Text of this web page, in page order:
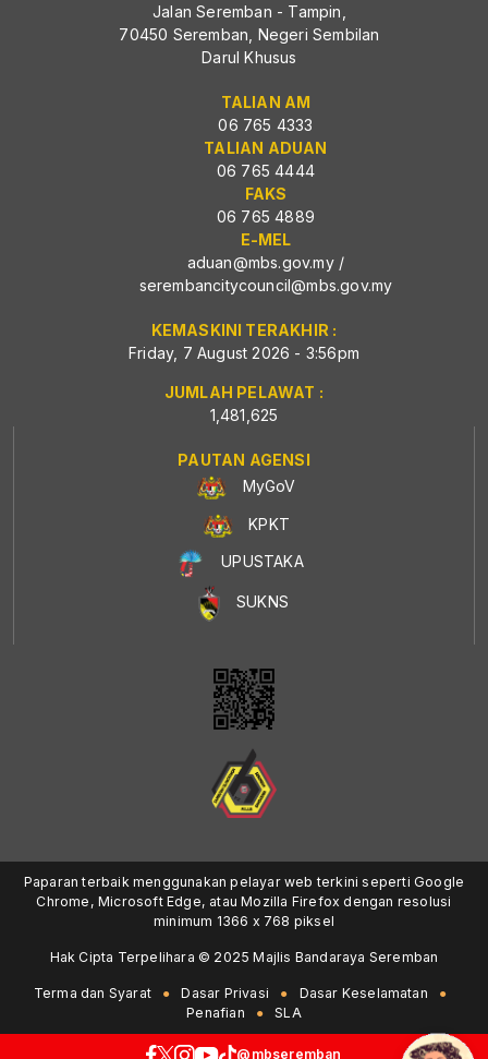
Jalan Seremban - Tampin,
70450 Seremban, Negeri Sembilan
Darul Khusus
TALIAN AM
06 765 4333
TALIAN ADUAN
06 765 4444
FAKS
06 765 4889
E-MEL
aduan@mbs.gov.my/
serembancitycouncil@mbs.gov.my
KEMASKINI TERAKHIR :
Friday, 7 August 2026 - 3:56pm
JUMLAH PELAWAT :
1,481,625
PAUTAN AGENSI
MyGoV
KPKT
UPUSTAKA
SUKNS
Paparan terbaik menggunakan pelayar web terkini seperti Google
Chrome, Microsoft Edge, atau Mozilla Firefox dengan resolusi
minimum 1366 x 768 piksel
Hak Cipta Terpelihara © 2025 Majlis Bandaraya Seremban
Terma dan Syarat Dasar Privasi
Dasar Keselamatan
Penafian
SLA
@mbseremban